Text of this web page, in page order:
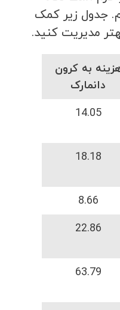
جدول زیر کمک
مدیریت کنید.
به کرون
دانمارک
14.05
18.18
8.66
22.86
63.79